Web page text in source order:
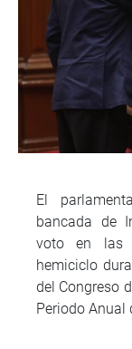
El
bancada de
voto en las
hemiciclo
del Congreso
Periodo Anual